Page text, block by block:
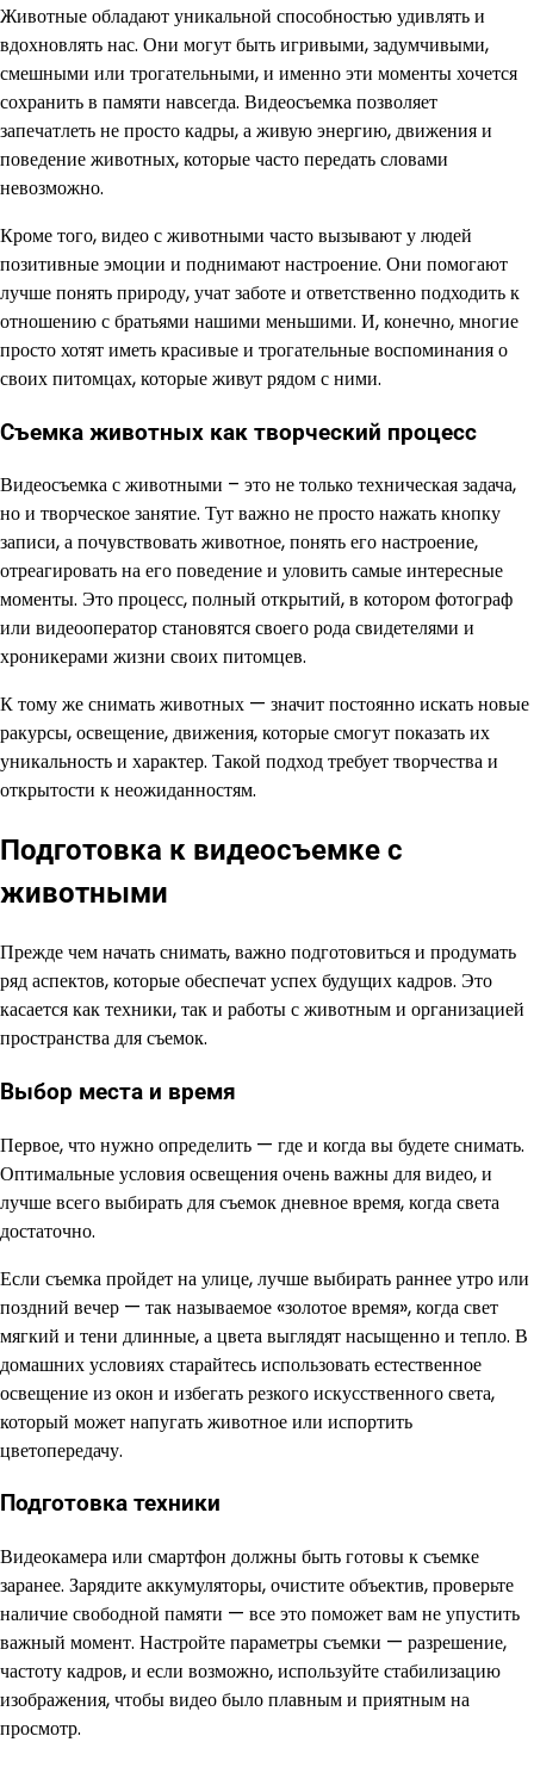
Животные обладают уникальной способностью удивлять и
вдохновлять нас. Они могут быть игривыми, задумчивыми,
смешными или трогательными, и именно эти моменты хочется
сохранить в памяти навсегда. Видеосъемка позволяет
запечатлеть не просто кадры, а живую энергию, движения и
поведение животных, которые часто передать словами
невозможно.
Кроме того, видео с животными часто вызывают у людей
позитивные эмоции и поднимают настроение. Они помогают
лучше понять природу, учат заботе и ответственно подходить к
отношению с братьями нашими меньшими. И, конечно, многие
просто хотят иметь красивые и трогательные воспоминания о
своих питомцах, которые живут рядом с ними.
Съемка животных как творческий процесс
Видеосъемка с животными – это не только техническая задача,
но и творческое занятие. Тут важно не просто нажать кнопку
записи, а почувствовать животное, понять его настроение,
отреагировать на его поведение и уловить самые интересные
моменты. Это процесс, полный открытий, в котором фотограф
или видеооператор становятся своего рода свидетелями и
хроникерами жизни своих питомцев.
К тому же снимать животных — значит постоянно искать новые
ракурсы, освещение, движения, которые смогут показать их
уникальность и характер. Такой подход требует творчества и
открытости к неожиданностям.
Подготовка к видеосъемке с
животными
Прежде чем начать снимать, важно подготовиться и продумать
ряд аспектов, которые обеспечат успех будущих кадров. Это
касается как техники, так и работы с животным и организацией
пространства для съемок.
Выбор места и время
Первое, что нужно определить — где и когда вы будете снимать.
Оптимальные условия освещения очень важны для видео, и
лучше всего выбирать для съемок дневное время, когда света
достаточно.
Если съемка пройдет на улице, лучше выбирать раннее утро или
поздний вечер — так называемое «золотое время», когда свет
мягкий и тени длинные, а цвета выглядят насыщенно и тепло. В
домашних условиях старайтесь использовать естественное
освещение из окон и избегать резкого искусственного света,
который может напугать животное или испортить
цветопередачу.
Подготовка техники
Видеокамера или смартфон должны быть готовы к съемке
заранее. Зарядите аккумуляторы, очистите объектив, проверьте
наличие свободной памяти — все это поможет вам не упустить
важный момент. Настройте параметры съемки — разрешение,
частоту кадров, и если возможно, используйте стабилизацию
изображения, чтобы видео было плавным и приятным на
просмотр.